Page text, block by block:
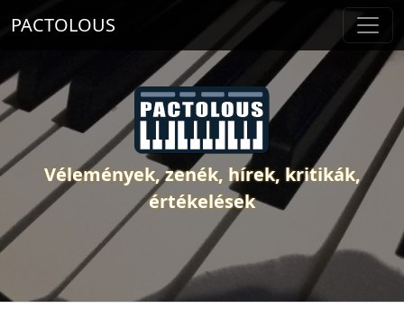
PACTOLOUS
Vélemények, zenék, hírek, kritikák,
értékelések